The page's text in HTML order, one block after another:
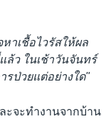
าเชื้อไวรัสให้ผล
ว ในเช้าวันจันทร์
รป่วยแต่อย่างใด"
ะจะทำงานจากบ้าน